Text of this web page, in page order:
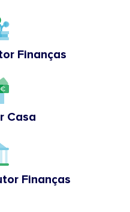
Finanças
Casa
Finanças